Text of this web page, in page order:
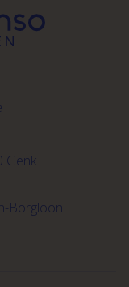
Genk
Borgloon